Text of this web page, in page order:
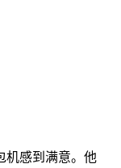
机感到满意。他